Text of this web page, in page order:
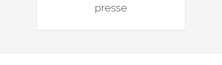
presse